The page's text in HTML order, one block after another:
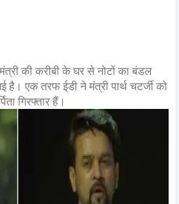
की करीबी के घर से नोटों का बंडल
है। एक तरफ ईडी ने मंत्री पार्थ चटर्जी को
गिरफ्तार हैं।